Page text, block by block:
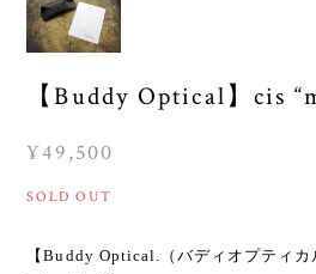
【Buddy Optical】cis
¥49,500
SOLD OUT
【Buddy Optical.（バディオプティカ